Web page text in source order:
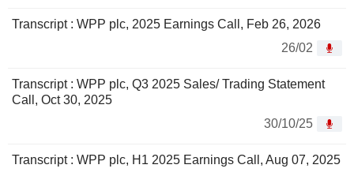
Transcript : WPP plc, 2025 Earnings Call, Feb 26, 2026
26/02
Transcript : WPP plc, Q3 2025 Sales/ Trading Statement
Call, Oct 30, 2025
30/10/25
Transcript : WPP plc, H1 2025 Earnings Call, Aug 07, 2025